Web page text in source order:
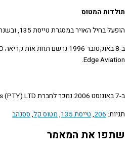
המטוס
האויר במסגרת טייסת 135, ובשנת 1996 נמכר לדרום אפריקה.
Edge
206
, טייסת 135 , מטוס קל,ססנהב
את המאמר